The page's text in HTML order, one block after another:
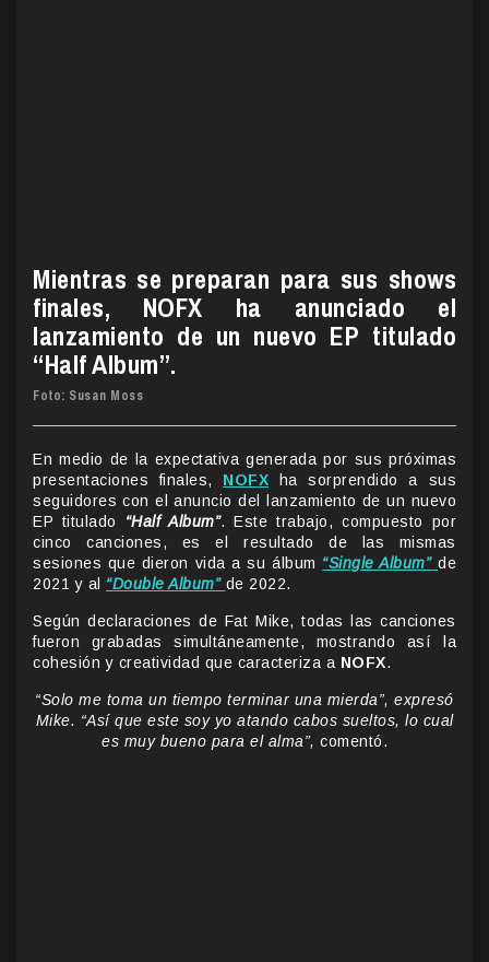
Mientras se preparan para sus shows
finales, NOFX ha anunciado el
lanzamiento de un nuevo EP titulado
“Half Album”.
Foto: Susan Moss
En medio de la expectativa generada por sus próximas
presentaciones finales, NOFX ha sorprendido a sus
seguidores con el anuncio del lanzamiento de un nuevo
EP titulado “Half Album”. Este trabajo, compuesto por
cinco canciones, es el resultado de las mismas
sesiones que dieron vida a su álbum “Single Album” de
2021 y al “Double Album” de 2022.
Según declaraciones de Fat Mike, todas las canciones
fueron grabadas simultáneamente, mostrando así la
cohesión y creatividad que caracteriza a NOFX.
“Solo me toma un tiempo terminar una mierda”, expresó
Mike. “Así que este soy yo atando cabos sueltos, lo cual
es muy bueno para el alma”, comentó.